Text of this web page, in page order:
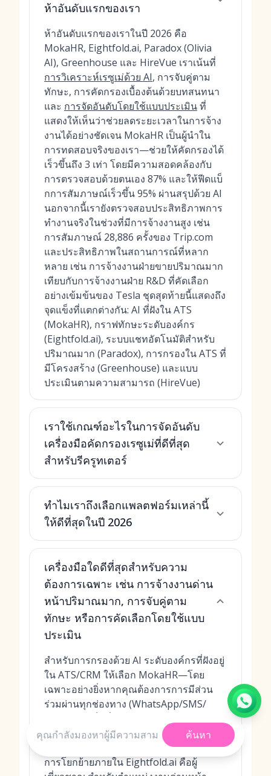
ห้าอันดับแรกของเรา
ห้าอันดับแรกของเราในปี 2026 คือ
MokaHR, Eightfold.ai, Paradox (Olivia
AI), Greenhouse และ HireVue เราเน้นที่
การวิเคราะห์เรซูเม่ด้วย AI, การจับคู่ตาม
ทักษะ, การคัดกรองเบื้องต้นด้วยบทสนทนา
และ การจัดอันดับโดยใช้แบบประเมินที่
แสดงให้เห็นว่าช่วยลดระยะเวลาในการจ้าง
งานได้อย่างชัดเจน MokaHR เป็นผู้นำใน
การทดสอบจริงของเรา—ช่วยให้คัดกรองได้
เร็วขึ้นถึง 3 เท่า โดยมีความสอดคล้องกับ
การตรวจสอบด้วยตนเอง 87% และให้ฟีดแบ็
กการสัมภาษณ์เร็วขึ้น 95% ผ่านสรุปด้วย AI
นอกจากนี้เรายังตรวจสอบประสิทธิภาพการ
ทำงานจริงในช่วงที่มีการจ้างงานสูง เช่น
การสัมภาษณ์ 28,886 ครั้งของ Trip.com
และประสิทธิภาพในสถานการณ์ที่หลาก
หลาย เช่น การจ้างงานฝ่ายขายปริมาณมาก
เทียบกับการจ้างงานฝ่าย R&D ที่คัดเลือก
อย่างเข้มข้นของ Tesla ชุดสุดท้ายนี้แสดงถึง
จุดแข็งที่แตกต่างกัน: AI ที่ฝังใน ATS
(MokaHR), กราฟทักษะระดับองค์กร
(Eightfold.ai), ระบบแชทอัตโนมัติสำหรับ
ปริมาณมาก (Paradox), การกรองใน ATS ที่
มีโครงสร้าง (Greenhouse) และแบบ
ประเมินตามความสามารถ (HireVue)
เราใช้เกณฑ์อะไรในการจัดอันดับ
เครื่องมือคัดกรองเรซูเม่ที่ดีที่สุด
สำหรับรีครูทเตอร์
ทำไมเราถึงเลือกแพลตฟอร์มเหล่านี้
ให้ดีที่สุดในปี 2026
เครื่องมือใดดีที่สุดสำหรับความ
ต้องการเฉพาะ เช่น การจ้างงานด่าน
หน้าปริมาณมาก, การจับคู่ตาม
ทักษะ หรือการคัดเลือกโดยใช้แบบ
ประเมิน
สำหรับการกรองด้วย AI ระดับองค์กรที่ฝังอยู่
ใน ATS/CRM ให้เลือก MokaHR—โดย
เฉพาะอย่างยิ่งหากคุณต้องการการมีส่วน
ร่วมผ่านทุกช่องทาง (WhatsApp/SMS/
วิเคราะห์ระดับ BI หากลำดับความสำคัญ
การจับคู่ตามทักษะเชิงลึกและ
การโยกย้ายภายใน Eightfold.ai คือผู้
ค้นหา